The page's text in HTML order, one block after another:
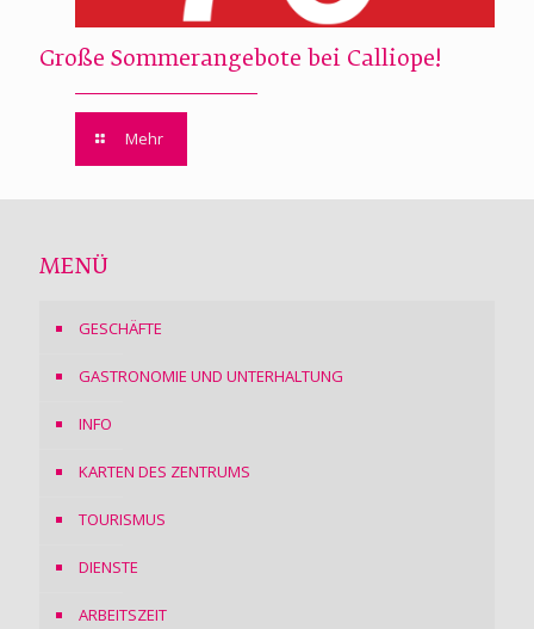
Große Sommerangebote bei Calliope!
Mehr
MENÜ
GESCHÄFTE
GASTRONOMIE UND UNTERHALTUNG
INFO
KARTEN DES ZENTRUMS
TOURISMUS
DIENSTE
ARBEITSZEIT